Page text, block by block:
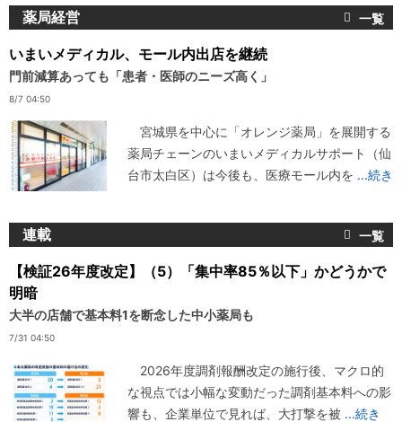
薬局経営
いまいメディカル、モール内出店を継続
門前減算あっても「患者・医師のニーズ高く」
8/7 04:50
宮城県を中心に「オレンジ薬局」を展開する
薬局チェーンのいまいメディカルサポート（仙
台市太白区）は今後も、医療モール内を ...続き
連載
【検証26年度改定】（5）「集中率85％以下」かどうかで
明暗
大半の店舗で基本料1を断念した中小薬局も
7/31 04:50
2026年度調剤報酬改定の施行後、マクロ的
な視点では小幅な変動だった調剤基本料への影
響も、企業単位で見れば、大打撃を被 ...続き